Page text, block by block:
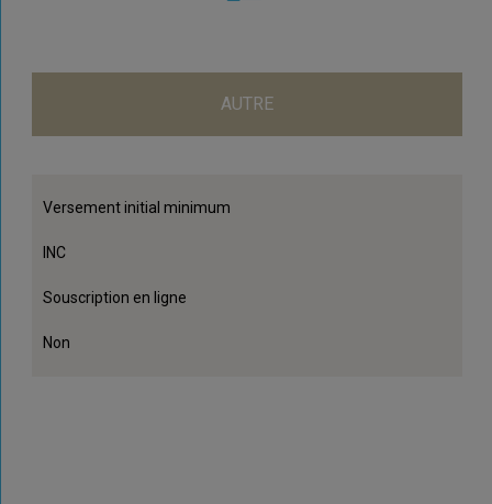
AUTRE
Versement initial minimum
INC
Souscription en ligne
Non